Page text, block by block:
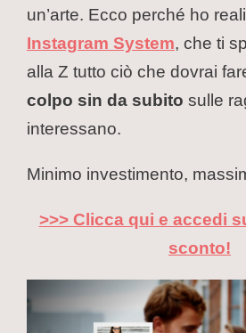
un’arte. Ecco perché ho
Instagram System, che ti
alla Z tutto ciò che dovrai
colpo sin da subito sulle
interessano.
Minimo investimento,
>>> Clicca qui e accedi
sconto!